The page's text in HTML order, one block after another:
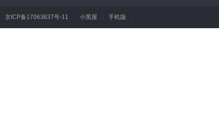
京ICP备17063637号-11 小黑屋 手机版